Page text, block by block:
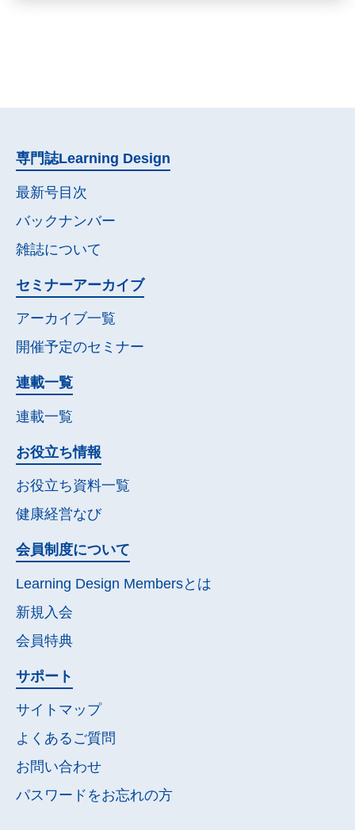
専門誌Learning Design
最新号目次
バックナンバー
雑誌について
セミナーアーカイブ
アーカイブ一覧
開催予定のセミナー
連載一覧
連載一覧
お役立ち情報
お役立ち資料一覧
健康経営なび
会員制度について
Learning Design Membersとは
新規入会
会員特典
サポート
サイトマップ
よくあるご質問
お問い合わせ
パスワードをお忘れの方